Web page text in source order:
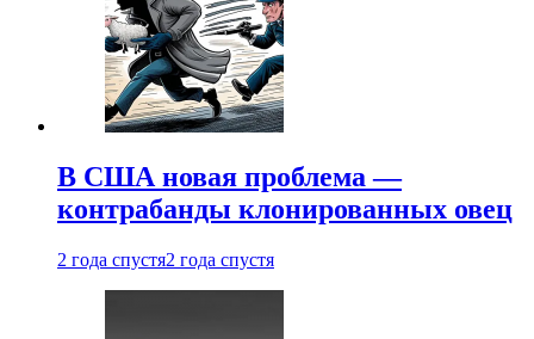
В США новая проблема —
контрабанды клонированных овец
2 года спустя2 года спустя